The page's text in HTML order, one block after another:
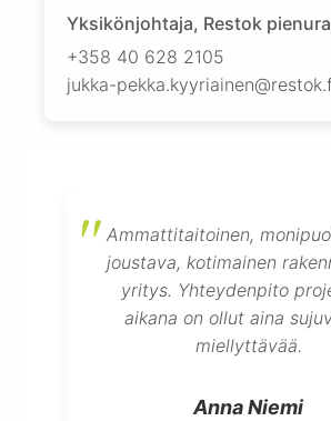
Yksikönjohtaja, Restok
+358 40 628 2105
jukka-
Ammattitaitoinen,
joustava, kotimainen
yritys. Yhteydenpito
aikana on ollut aina
miellyttävää.
Anna Niemi